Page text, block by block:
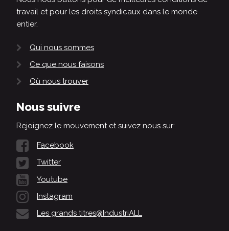
travail et pour les droits syndicaux dans le monde
entier.
Qui nous sommes
Ce que nous faisons
Où nous trouver
Nous suivre
Rejoignez le mouvement et suivez nous sur:
Facebook
Twitter
Youtube
Instagram
Les grands titres@IndustriALL